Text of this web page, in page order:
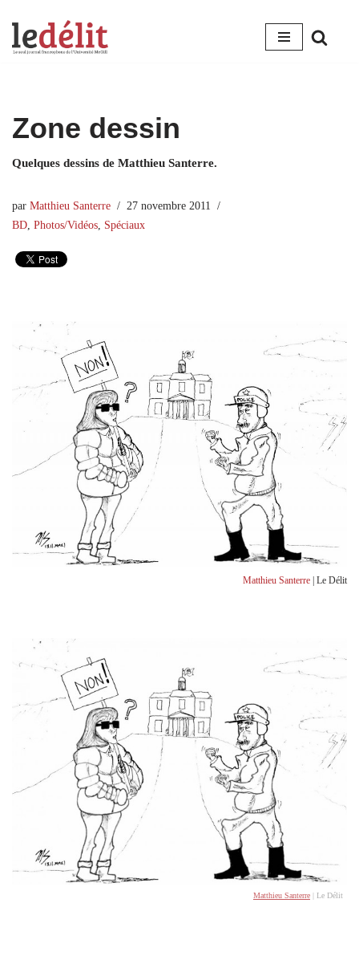
Aller
Zone dessin
Quelques dessins de Matthieu Santerre.
par Matthieu Santerre
27 novembre 2011
BD Photos/Vidéos Spéciaux
Matthieu Santerre | Le Délit
Matthieu Santerre | Le Délit